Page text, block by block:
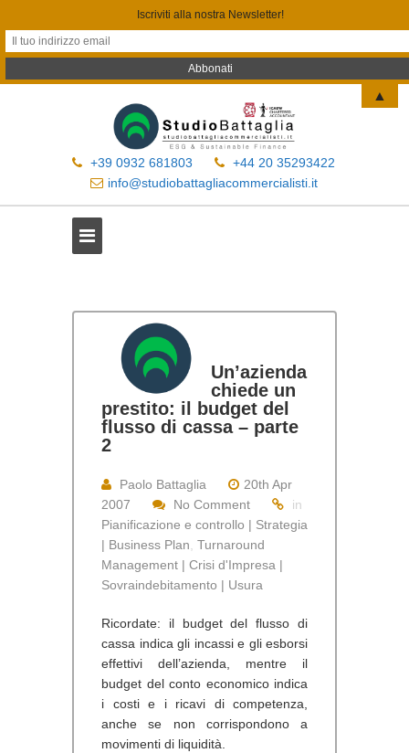
+39 0932 681803
+44 20 35293422
info@studiobattagliacommercialisti.it
Un’azienda
chiede un
prestito: il budget del
flusso di cassa – parte
2
Paolo Battaglia
20th Apr
2007
No Comment
in
Pianificazione e controllo | Strategia
| Business Plan Turnaround
Management | Crisi d'Impresa |
Sovraindebitamento | Usura
Ricordate: il budget del flusso di
cassa indica gli incassi e gli esborsi
effettivi dell’azienda, mentre il
budget del conto economico indica
i costi e i ricavi di competenza,
anche se non corrispondono a
movimenti di liquidità.
Iscriviti alla nostra Newsletter!
▲